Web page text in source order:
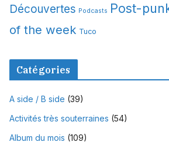
Découvertes Podcasts Post-
of the week Tuco
Catégories
A side / B side (39)
Activités très souterraines (54)
Album du mois (109)